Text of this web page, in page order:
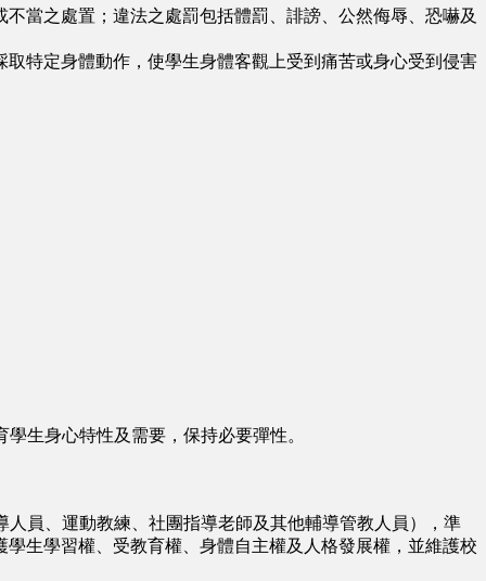
當之處置；違法之處罰包括體罰、誹謗、公然侮辱、恐嚇及
特定身體動作，使學生身體客觀上受到痛苦或身心受到侵害
生身心特性及需要，保持必要彈性。
員、運動教練、社團指導老師及其他輔導管教人員），準
學生學習權、受教育權、身體自主權及人格發展權，並維護校